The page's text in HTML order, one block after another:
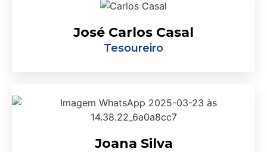
José Carlos Casal
Tesoureiro
Joana Silva